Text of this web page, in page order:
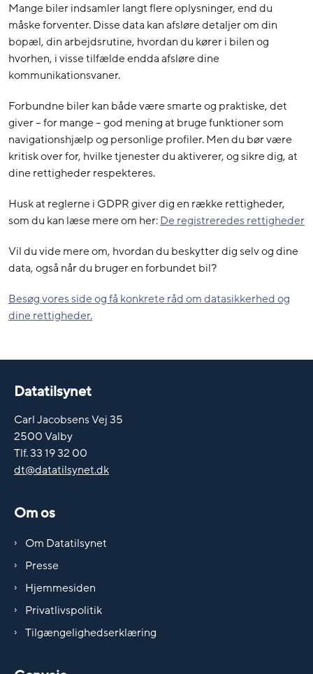
Mange biler indsamler langt flere oplysninger, end du
måske forventer. Disse data kan afsløre detaljer om din
bopæl, din arbejdsrutine, hvordan du kører i bilen og
hvorhen, i visse tilfælde endda afsløre dine
kommunikationsvaner.
Forbundne biler kan både være smarte og praktiske, det
giver – for mange – god mening at bruge funktioner som
navigationshjælp og personlige profiler. Men du bør være
kritisk over for, hvilke tjenester du aktiverer, og sikre dig, at
dine rettigheder respekteres.
Husk at reglerne i GDPR giver dig en række rettigheder,
som du kan læse mere om her:De registreredes rettigheder
Vil du vide mere om, hvordan du beskytter dig selv og dine
data, også når du bruger en forbundet bil?
Besøg vores side og få konkrete råd om datasikkerhed og
dine rettigheder.
Datatilsynet
Carl Jacobsens Vej 35
2500 Valby
Tlf. 33 19 32 00
dt@datatilsynet.dk
Om os
Om Datatilsynet
Presse
Hjemmesiden
Privatlivspolitik
Tilgængelighedserklæring